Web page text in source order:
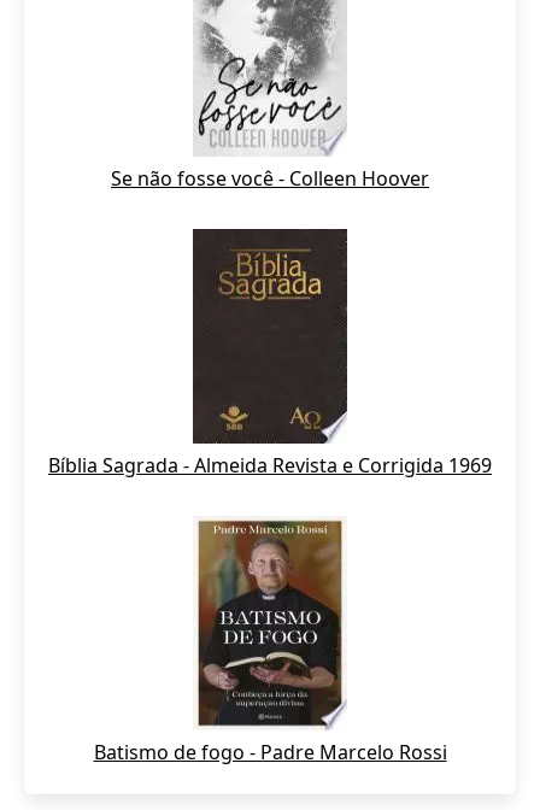
Se não fosse você - Colleen Hoover
Bíblia Sagrada - Almeida Revista e Corrigida 1969
Batismo de fogo - Padre Marcelo Rossi